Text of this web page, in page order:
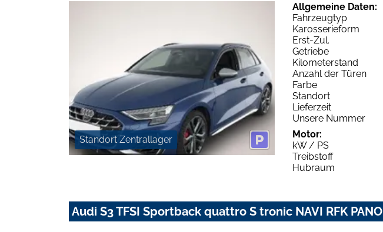
Standort Zentrallager
Allgemeine Daten:
Fahrzeugtyp
Karosserieform
Erst-Zul.
Getriebe
Kilometerstand
Anzahl der Türen
Farbe
Standort
Lieferzeit
Unsere Nummer
Motor:
kW / PS
Treibstoff
Hubraum
Audi S3 TFSI Sportback quattro S tronic NAVI RFK PANO